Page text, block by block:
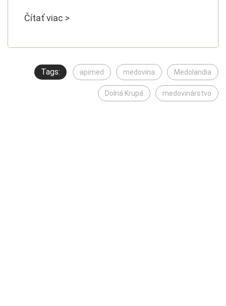
Čítať viac >
Tags: apimed medovina Medolandia
Dolná Krupá medovinárstvo